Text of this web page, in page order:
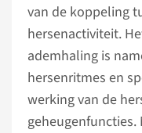
van de koppeling
hersenactiviteit.
ademhaling is
hersenritmes en
werking van de